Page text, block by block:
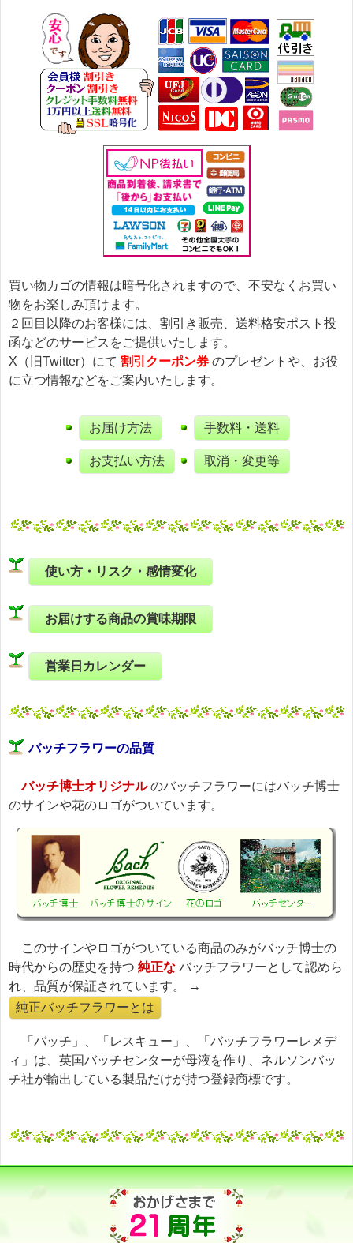
買い物カゴの情報は暗号化されますので、不安なくお買い
物をお楽しみ頂けます。
２回目以降のお客様には、割引き販売、送料格安ポスト投
函などのサービスをご提供いたします。
X（旧Twitter）にて 割引クーポン券 のプレゼントや、お役
に立つ情報などをご案内いたします。
お届け方法
お支払い方法
手数料・送料
取消・変更等
使い方・リスク・感情変化
お届けする商品の賞味期限
営業日カレンダー
バッチフラワーの品質
バッチ博士オリジナルのバッチフラワーにはバッチ博士
のサインや花のロゴがついています。
このサインやロゴがついている商品のみがバッチ博士の
時代からの歴史を持つ 純正な バッチフラワーとして認めら
れ、品質が保証されています。 →
純正バッチフラワーとは
「バッチ」、「レスキュー」、「バッチフラワーレメデ
ィ」は、英国バッチセンターが母液を作り、ネルソンバッ
チ社が輸出している製品だけが持つ登録商標です。